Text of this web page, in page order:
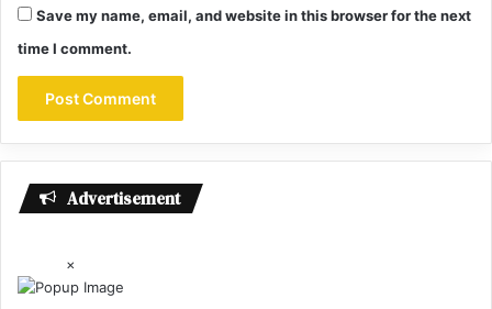
Save my name, email, and website in this browser for the next
time I comment.
Advertisement
×